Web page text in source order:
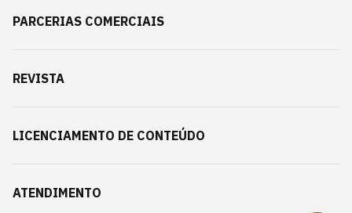
PARCERIAS COMERCIAIS
REVISTA
LICENCIAMENTO DE CONTEÚDO
ATENDIMENTO